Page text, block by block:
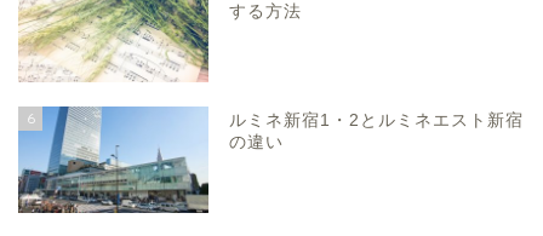
する方法
6
ルミネ新宿1・2とルミネエスト新宿
の違い